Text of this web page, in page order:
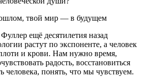
твой мир — в будущем
ещё десятилетия назад
растут по экспоненте, а человек
и крови. Нам нужно время,
радость, восстановиться
человека, понять, что мы чувствуем.